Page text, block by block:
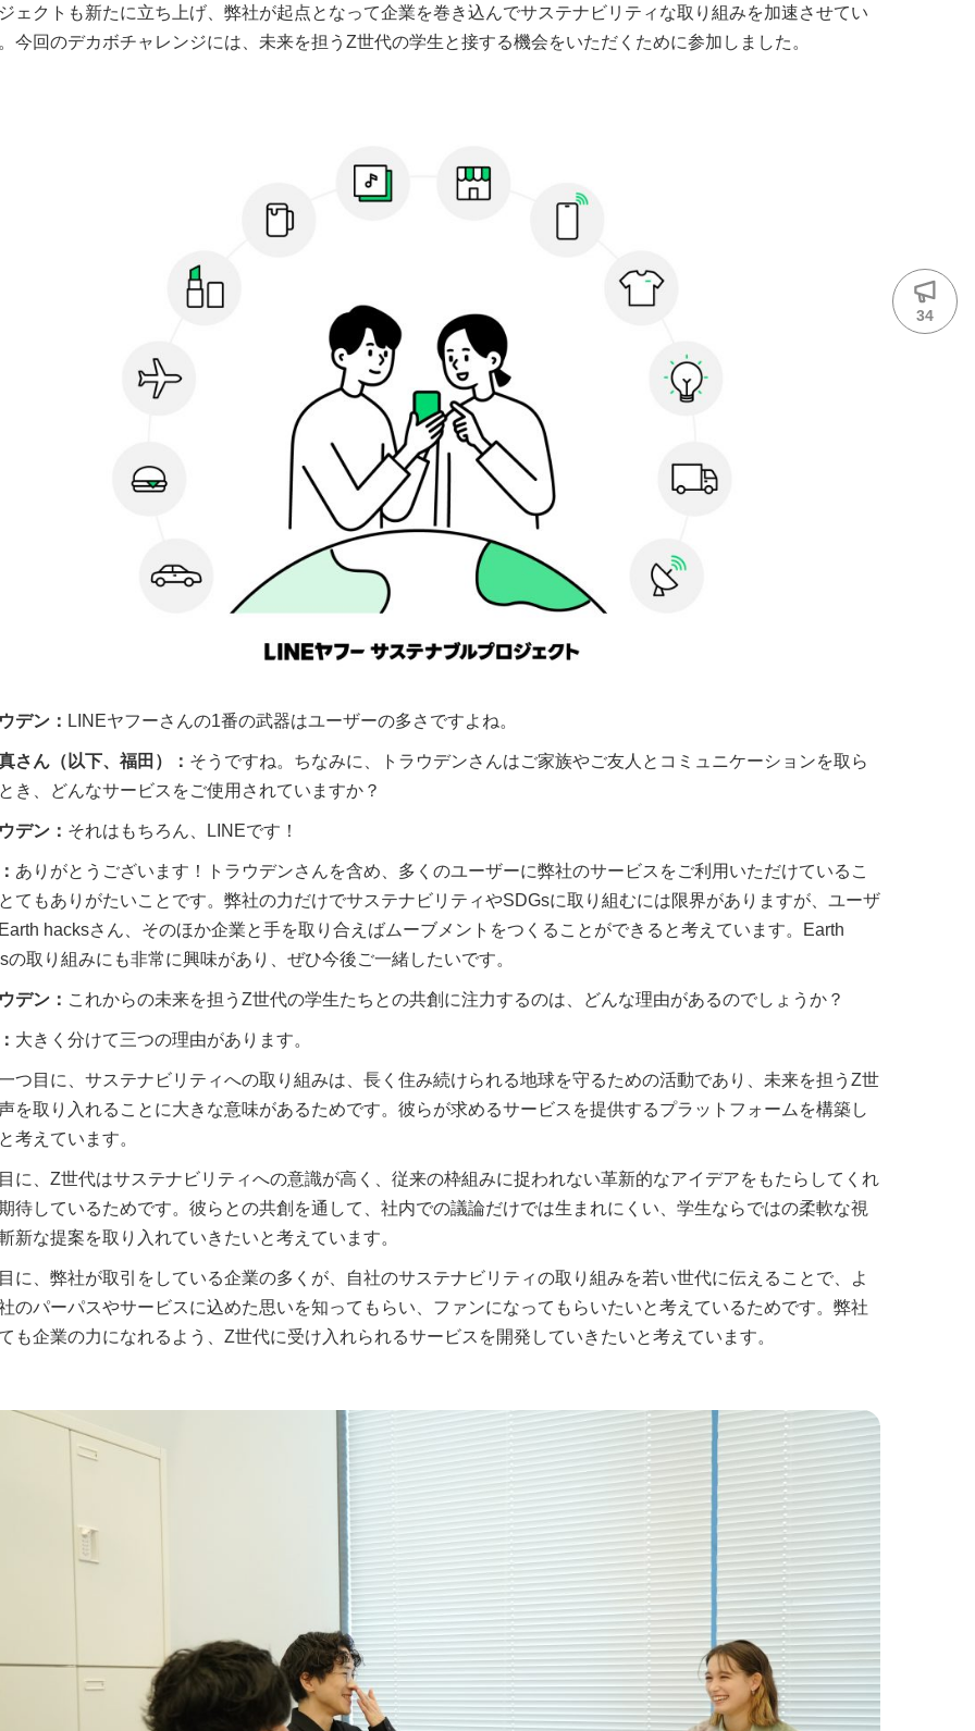
応
34
ェクトも新たに立ち上げ、弊社が起点となって企業を巻き込んでサステナビリティな取り組みを加速させてい
今回のデカボチャレンジには、未来を担うZ世代の学生と接する機会をいただくために参加しました。
デン： LINEヤフーさんの1番の武器はユーザーの多さですよね。
さん（以下、福田）： そうですね。ちなみに、トラウデンさんはご家族やご友人とコミュニケーションを取ら
き、どんなサービスをご使用されていますか？
デン： それはもちろん、LINEです！
ありがとうございます！トラウデンさんを含め、多くのユーザーに弊社のサービスをご利用いただけているこ
てもありがたいことです。弊社の力だけでサステナビリティやSDGsに取り組むには限界がありますが、ユーザ
hacksさん、そのほか企業と手を取り合えばムーブメントをつくることができると考えています。Earth
の取り組みにも非常に興味があり、ぜひ今後ご一緒したいです。
デン： これからの未来を担うZ世代の学生たちとの共創に注力するのは、どんな理由があるのでしょうか？
大きく分けて三つの理由があります。
つ目に、サステナビリティへの取り組みは、長く住み続けられる地球を守るための活動であり、未来を担うZ世
を取り入れることに大きな意味があるためです。彼らが求めるサービスを提供するプラットフォームを構築し
考えています。
に、Z世代はサステナビリティへの意識が高く、従来の枠組みに捉われない革新的なアイデアをもたらしてくれ
待しているためです。彼らとの共創を通して、社内での議論だけでは生まれにくい、学生ならではの柔軟な視
新な提案を取り入れていきたいと考えています。
に、弊社が取引をしている企業の多くが、自社のサステナビリティの取り組みを若い世代に伝えることで、よ
のパーパスやサービスに込めた思いを知ってもらい、ファンになってもらいたいと考えているためです。弊社
も企業の力になれるよう、Z世代に受け入れられるサービスを開発していきたいと考えています。